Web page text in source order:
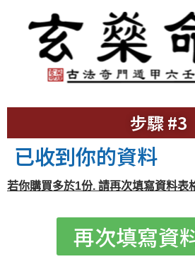
步驟 #3
已收到你的資料
若你購買多於1份. 請再次填寫資料表
再次填寫資